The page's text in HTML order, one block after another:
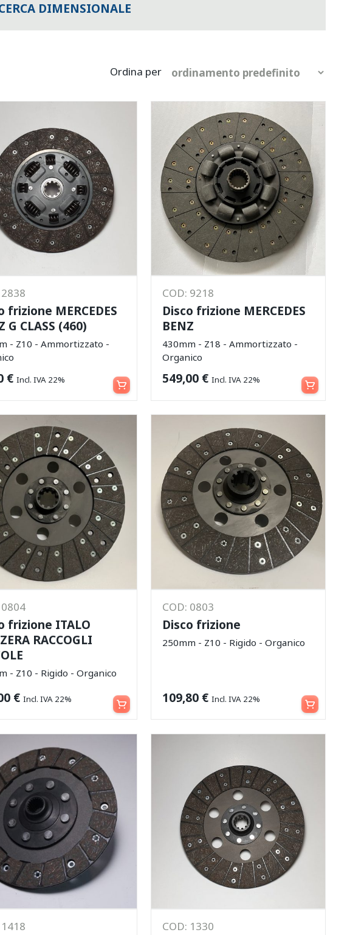
DIMENSIONALE
frizione MERCEDES
G CLASS (460)
- Z10 - Ammortizzato -
€ Incl. IVA 22% Aggiungi al carrello
COD: 9218
Disco frizione MERCEDES
BENZ
430mm - Z18 - Ammortizzato -
Organico
549,00 € Incl. IVA 22% Aggiungi al carrello
frizione ITALO
RACCOGLI
- Z10 - Rigido - Organico
€ Incl. IVA 22% Aggiungi al carrello
COD: 0803
Disco frizione
250mm - Z10 - Rigido - Organico
109,80 € Incl. IVA 22% Aggiungi al carrello
COD: 1330